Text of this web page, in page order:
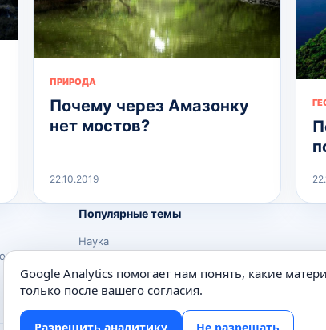
ПРИРОДА
Почему через Амазонку
нет мостов?
22.10.2019
Популярные темы
Наука
Животные
Техника
Google Analytics помогает нам понять, какие
только после вашего согласия.
Разрешить аналитику Не разрешать